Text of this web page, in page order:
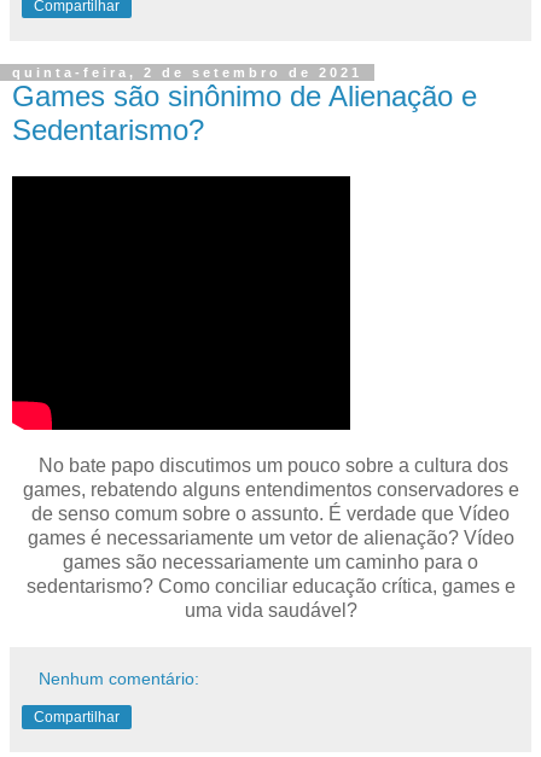
Compartilhar
quinta-feira, 2 de setembro de 2021
Games são sinônimo de Alienação e
Sedentarismo?
No bate papo discutimos um pouco sobre a cultura dos
games, rebatendo alguns entendimentos conservadores e
de senso comum sobre o assunto. É verdade que Vídeo
games é necessariamente um vetor de alienação? Vídeo
games são necessariamente um caminho para o
sedentarismo? Como conciliar educação crítica, games e
uma vida saudável?
Nenhum comentário:
Compartilhar